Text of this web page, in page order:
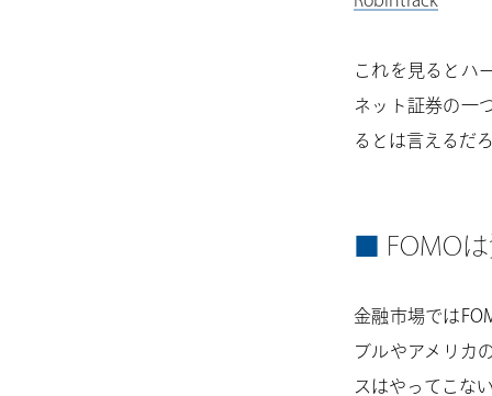
これを見るとハ
ネット証券の一
るとは言えるだろ
FOMO
金融市場では
ブルやアメリカ
スはやってこな